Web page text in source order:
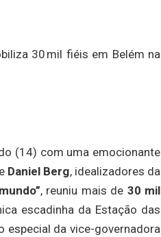
30 mil fiéis em Belém na
(14) com uma emocionante
e Daniel Berg, idealizadores da
, reuniu mais de 30 mil
escadinha da Estação das
especial da vice-governadora